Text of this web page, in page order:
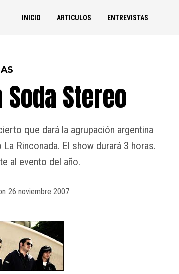
INICIO ARTICULOS ENTREVISTAS
Stereo
que dará la agrupación argentina
Rinconada. El show durará 3 horas.
al evento del año.
26 noviembre 2007